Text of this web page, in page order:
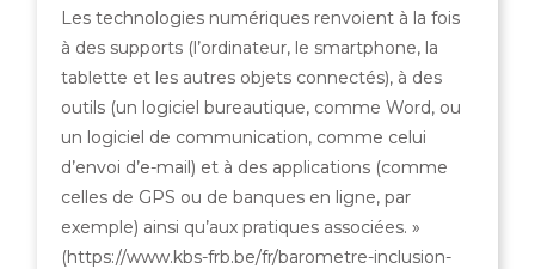
Les technologies numériques renvoient à la fois
à des supports (l’ordinateur, le smartphone, la
tablette et les autres objets connectés), à des
outils (un logiciel bureautique, comme Word, ou
un logiciel de communication, comme celui
d’envoi d’e-mail) et à des applications (comme
celles de GPS ou de banques en ligne, par
exemple) ainsi qu’aux pratiques associées. »
(https://www.kbs-frb.be/fr/barometre-inclusion-